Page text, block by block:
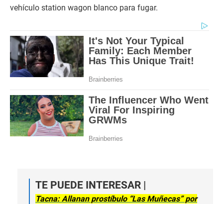
vehículo station wagon blanco para fugar.
TE PUEDE INTERESAR |
Tacna: Allanan prostíbulo “Las Muñecas” por